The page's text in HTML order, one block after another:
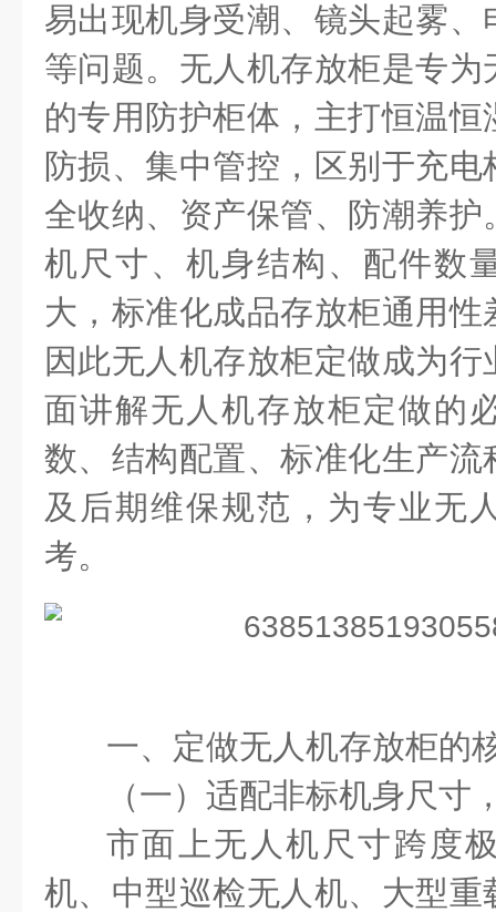
易出现机身受潮、镜头起雾
等问题。无人机存放柜是专
的专用防护柜体，主打恒温
防损、集中管控，区别于充
全收纳、资产保管、防潮养
机尺寸、机身结构、配件数
大，标准化成品存放柜通用
因此无人机存放柜定做成为
面讲解无人机存放柜定做的
数、结构配置、标准化生产
及后期维保规范，为专业无
考。
一、定做无人机存放柜的
（一）适配非标机身尺寸
市面上无人机尺寸跨度
机、中型巡检无人机、大型